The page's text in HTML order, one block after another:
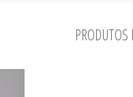
PRODUTOS